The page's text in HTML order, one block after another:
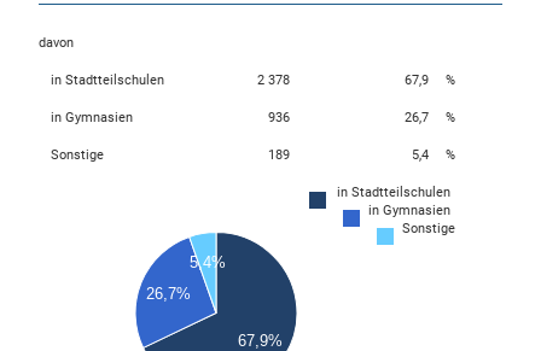
davon
in Stadtteilschulen 2 378 67,9 %
in Gymnasien 936 26,7 %
Sonstige 189 5,4 %
in Stadtteilschulen
in Gymnasien
Sonstige
67,9%
26,7%
5,4%